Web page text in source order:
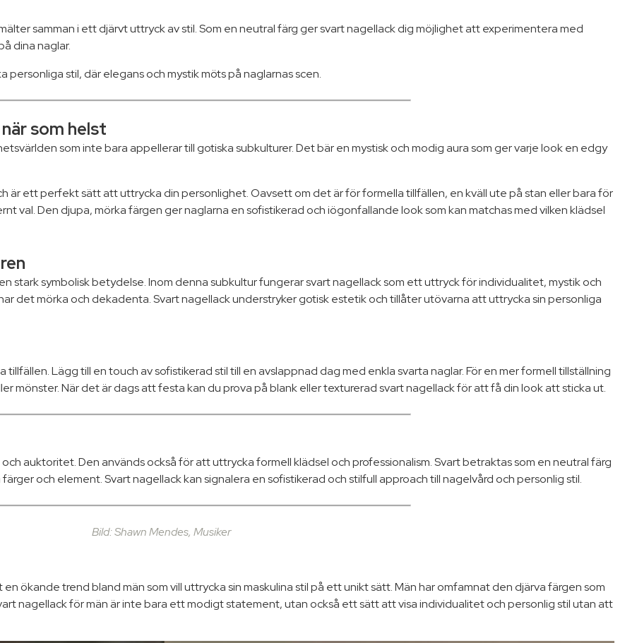
samman i ett djärvt uttryck av stil. Som en neutral färg ger svart nagellack dig möjlighet att experimentera med
dina naglar.
stil, där elegans och mystik möts på naglarnas scen.
som helst
som inte bara appellerar till gotiska subkulturer. Det bär en mystisk och modig aura som ger varje look en edgy
är ett perfekt sätt att uttrycka din personlighet. Oavsett om det är för formella tillfällen, en kväll ute på stan eller bara för
val. Den djupa, mörka färgen ger naglarna en sofistikerad och iögonfallande look som kan matchas med vilken klädsel
stark symbolisk betydelse. Inom denna subkultur fungerar svart nagellack som ett uttryck för individualitet, mystik och
det mörka och dekadenta. Svart nagellack understryker gotisk estetik och tillåter utövarna att uttrycka sin personliga
Lägg till en touch av sofistikerad stil till en avslappnad dag med enkla svarta naglar. För en mer formell tillställning
mönster. När det är dags att festa kan du prova på blank eller texturerad svart nagellack för att få din look att sticka ut.
auktoritet. Den används också för att uttrycka formell klädsel och professionalism. Svart betraktas som en neutral färg
och element. Svart nagellack kan signalera en sofistikerad och stilfull approach till nagelvård och personlig stil.
Bild: Shawn Mendes, Musiker
ökande trend bland män som vill uttrycka sin maskulina stil på ett unikt sätt. Män har omfamnat den djärva färgen som
nagellack för män är inte bara ett modigt statement, utan också ett sätt att visa individualitet och personlig stil utan att